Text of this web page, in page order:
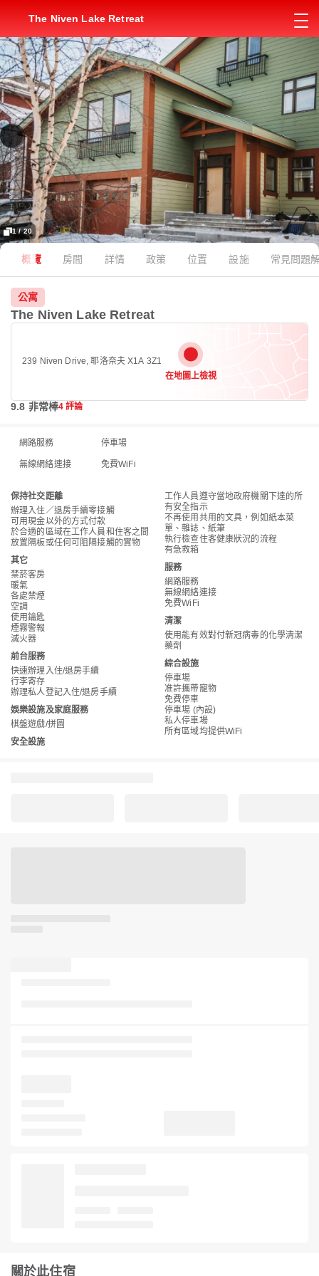
The Niven Lake Retreat
1 / 20
概覽 房間 詳情 政策 位置 設施 常見問題
公寓
The Niven Lake Retreat
239 Niven Drive, 耶洛奈夫 X1A 3Z1
在地圖上檢視
9.8 非常棒4 評論
網路服務 停車場
無線網絡連接 免費WiFi
保持社交距離
辦理入住／退房手續零接觸
可用現金以外的方式付款
於合適的區域在工作人員和住客之間
放置隔板或任何可阻隔接觸的實物
其它
禁菸客房
暖氣
各處禁煙
空調
使用鑰匙
煙霧警報
滅火器
前台服務
快速辦理入住/退房手續
行李寄存
辦理私人登記入住/退房手續
娛樂設施及家庭服務
棋盤遊戲/拼圖
安全設施
工作人員遵守當地政府機關下達的所
有安全指示
不再使用共用的文具，例如紙本菜
單、雜誌、紙筆
執行檢查住客健康狀況的流程
有急救箱
服務
網路服務
無線網絡連接
免費WiFi
清潔
使用能有效對付新冠病毒的化學清潔
藥劑
綜合設施
停車場
准許攜帶寵物
免費停車
停車場 (內設)
私人停車場
所有區域均提供WiFi
關於此住宿